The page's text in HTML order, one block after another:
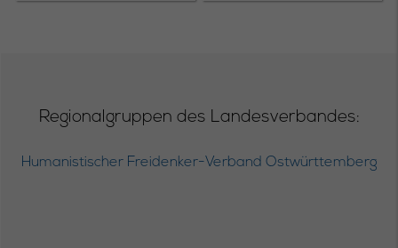
Regionalgruppen des Landesverbandes:
Humanistischer Freidenker-Verband Ostwürttemberg